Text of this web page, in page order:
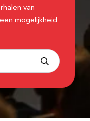
van
mogelijkheid